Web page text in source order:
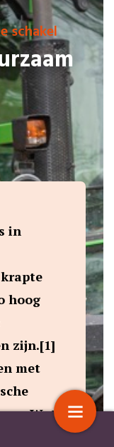
schakel
in
krapte
hoog
zijn.[1]
met
Wat
laten